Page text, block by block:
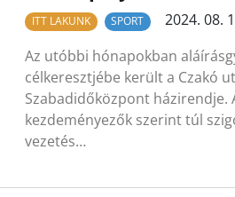
ITT LAKUNK SPORT
2024. 08.
Az utóbbi hónapokban
célkeresztjébe került a Czakó
Szabadidőközpont házirendje.
kezdeményezők szerint túl
vezetés…